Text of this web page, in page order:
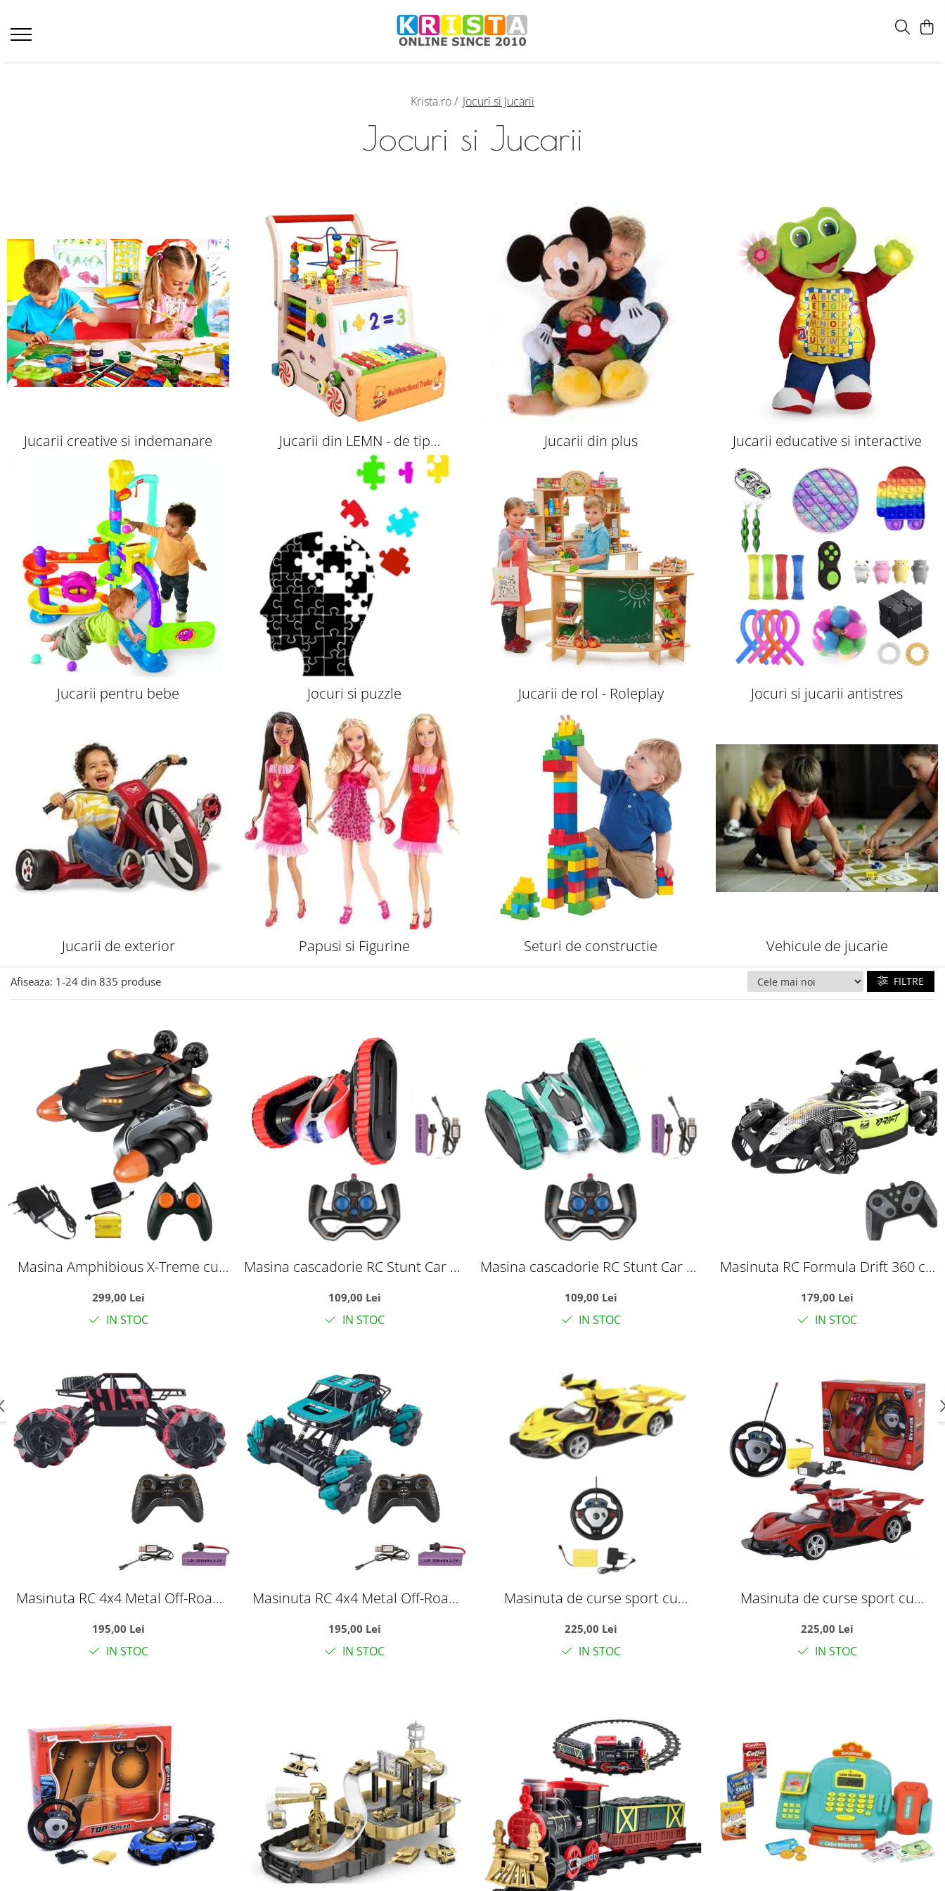
Krista.ro / Jocuri si Jucarii
Jocuri si Jucarii
Jucarii creative si indemanare
Jucarii din LEMN - de tip
Montessori
Jucarii din plus Jucarii educative si interactive
Jucarii pentru bebe Jocuri si puzzle Jucarii de rol - Roleplay Jocuri si jucarii antistres
Jucarii de exterior Papusi si Figurine Seturi de constructie Vehicule de jucarie
Afiseaza: 1-24 din 835 produse FILTRE
Masina Amphibious X-Treme cu
pe apa, zapada si uscat, +3 ani
299,00 Lei
IN STOC
Masina cascadorie RC Stunt Car cu
si acumulator, rosu
109,00 Lei
IN STOC
Masina cascadorie RC Stunt Car cu
si acumulator, verde
109,00 Lei
IN STOC
Masinuta RC Formula Drift 360 cu
luminos si sunete, 35 cm, +6 ani
179,00 Lei
IN STOC
Masinuta RC 4x4 Metal Off-Road
roti crawler, rosu, +6 ani
195,00 Lei
IN STOC
Masinuta RC 4x4 Metal Off-Road
roti crawler, verde, +6 ani
195,00 Lei
IN STOC
Masinuta de curse sport cu
automate si acumulator, galben,
35 cm, +6 ani
225,00 Lei
IN STOC
Masinuta de curse sport cu
automate si acumulator, rosie, 35
cm, +6 ani
225,00 Lei
IN STOC